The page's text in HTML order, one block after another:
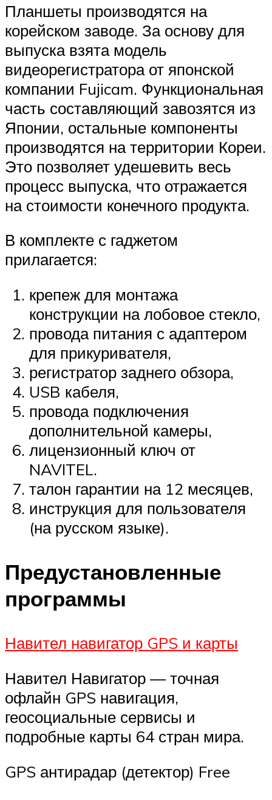
Планшеты производятся на
корейском заводе. За основу для
выпуска взята модель
видеорегистратора от японской
компании Fujicam. Функциональная
часть составляющий завозятся из
Японии, остальные компоненты
производятся на территории Кореи.
Это позволяет удешевить весь
процесс выпуска, что отражается
на стоимости конечного продукта.
В комплекте с гаджетом
прилагается:
крепеж для монтажа
конструкции на лобовое стекло,
провода питания с адаптером
для прикуривателя,
регистратор заднего обзора,
USB кабеля,
провода подключения
дополнительной камеры,
лицензионный ключ от
NAVITEL.
талон гарантии на 12 месяцев,
инструкция для пользователя
(на русском языке).
Предустановленные
программы
Навител навигатор GPS и карты
Навител Навигатор — точная
офлайн GPS навигация,
геосоциальные сервисы и
подробные карты 64 стран мира.
GPS антирадар (детектор) Free